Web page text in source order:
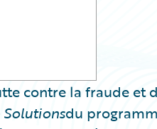
contre la fraude et
Solutionsdu